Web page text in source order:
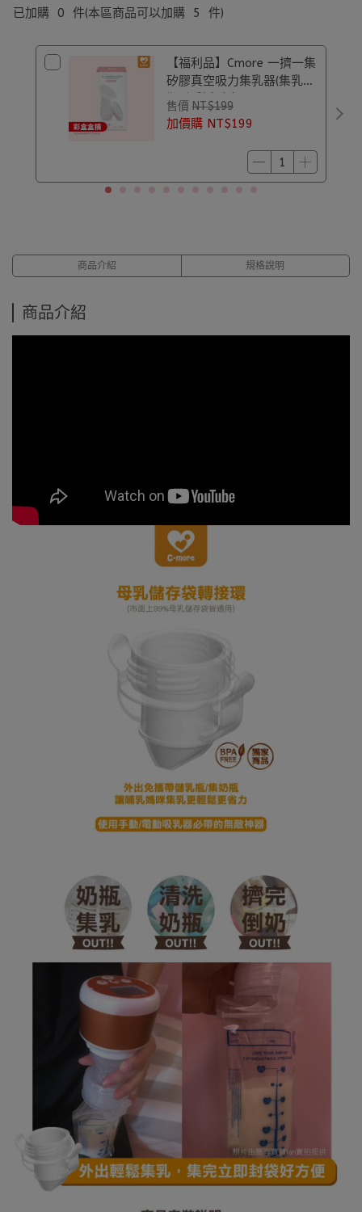
已加購 0 件(本區商品可以加購 5 件)
【福利品】Cmore 一擠一集
矽膠真空吸力集乳器(集乳
瓶)｜彩盒盒損
售價 NT$199
加價購 NT$199
商品介紹 規格說明
商品介紹